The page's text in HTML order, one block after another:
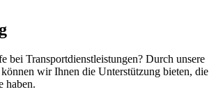
bei Transportdienstleistungen? Durch unsere
wir Ihnen die Unterstützung bieten, die
haben.